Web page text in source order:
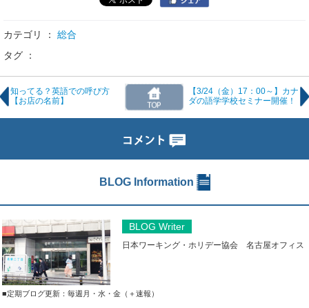
カテゴリ ： 総合
タグ ：
知ってる？英語での呼び方
【お店の名前】
【3/24（金）17：00～】カナ
ダの語学学校セミナー開催！
BLOG Information
BLOG Writer
日本ワーキング・ホリデー協会 名古屋オフィス
■定期ブログ更新：毎週月・水・金（＋速報）